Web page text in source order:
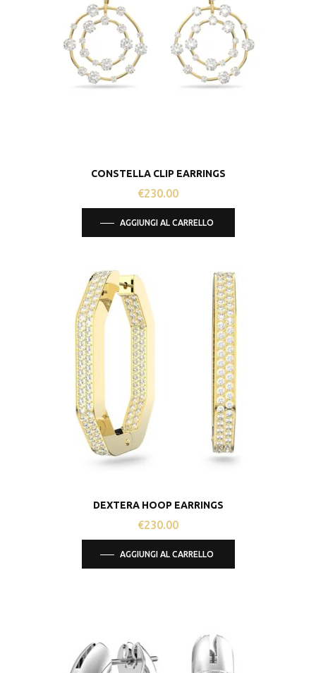
CONSTELLA CLIP EARRINGS
€230.00
AGGIUNGI AL CARRELLO
DEXTERA HOOP EARRINGS
€230.00
AGGIUNGI AL CARRELLO